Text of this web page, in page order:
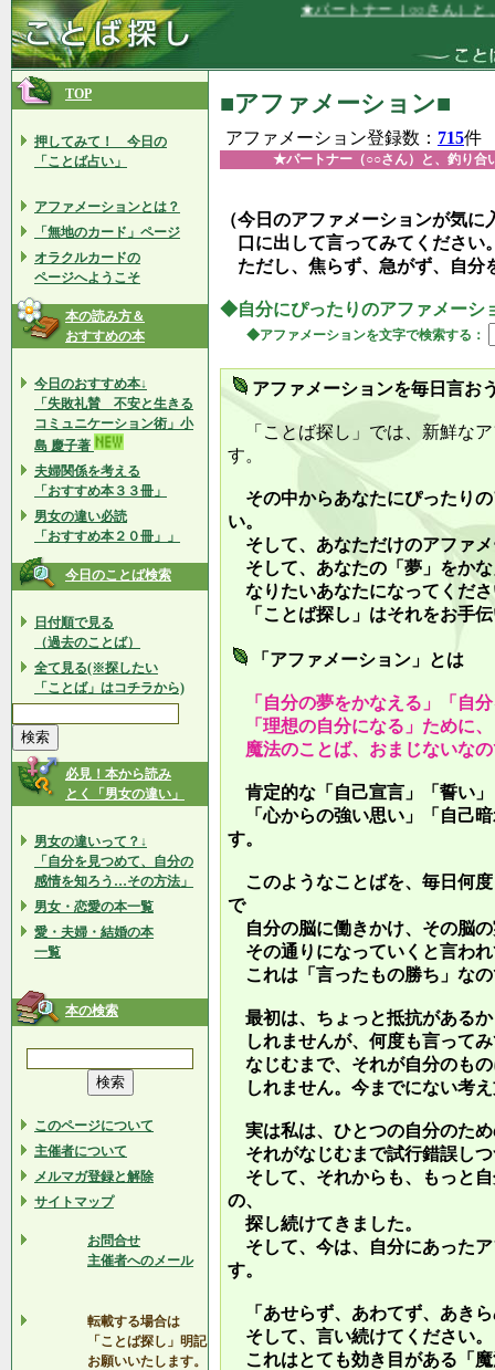
★パートナー（○○さん）と、釣り合い
TOP
押してみて！ 今日の
「ことば占い」
アファメーションとは？
「無地のカード」ページ
オラクルカードの
ページへようこそ
本の読み方＆
おすすめの本
今日のおすすめ本↓
「失敗礼賛 不安と生きる
コミュニケーション術」小
島 慶子著
夫婦関係を考える
「おすすめ本３３冊」
男女の違い必読
「おすすめ本２０冊」」
今日のことば検索
日付順で見る
（過去のことば）
全て見る(※探したい
「ことば」はコチラから)
必見！本から読み
とく「男女の違い」
男女の違いって？↓
「自分を見つめて、自分の
感情を知ろう…その方法」
男女・恋愛の本一覧
愛・夫婦・結婚の本
一覧
本の検索
このページについて
主催者について
メルマガ登録と解除
サイトマップ
お問合せ
主催者へのメール
転載する場合は
「ことば探し」明記
お願いいたします。
■アファメーション■
アファメーション登録数： 715件
★パートナー（○○さん）と、釣り合
（今日のアファメーションが気
口に出して言ってみてください
ただし、焦らず、急がず、自分
◆自分にぴったりのアファメーシ
◆アファメーションを文字で検索する：
アファメーションを毎日言お
「ことば探し」では、新鮮な
す。
その中からあなたにぴったり
い。
そして、あなただけのアファ
そして、あなたの「夢」をか
なりたいあなたになってくだ
「ことば探し」はそれをお手
「アファメーション」とは
「自分の夢をかなえる」「自
「理想の自分になる」ために
魔法のことば、おまじないな
肯定的な「自己宣言」「誓い
「心からの強い思い」「自己
す。
このようなことばを、毎日何
で
自分の脳に働きかけ、その脳
その通りになっていくと言わ
これは「言ったもの勝ち」な
最初は、ちょっと抵抗がある
しれませんが、何度も言って
なじむまで、それが自分のも
しれません。今までにない考
実は私は、ひとつの自分のた
それがなじむまで試行錯誤し
そして、それからも、もっと
の、
探し続けてきました。
そして、今は、自分にあった
す。
「あせらず、あわてず、あき
そして、言い続けてください。
これはとても効き目がある「